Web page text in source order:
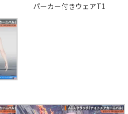
パーカー付きウェアT1